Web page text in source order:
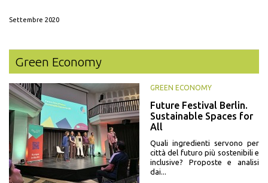
Settembre 2020
Green Economy
GREEN ECONOMY
Future Festival Berlin.
Sustainable Spaces for
All
Quali ingredienti servono per
città del futuro più sostenibili e
inclusive? Proposte e analisi
dai...